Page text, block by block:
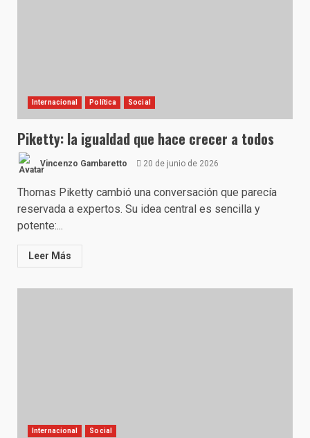
Internacional Política Social
Piketty: la igualdad que hace crecer a todos
Vincenzo Gambaretto 20 de junio de 2026
Thomas Piketty cambió una conversación que parecía
reservada a expertos. Su idea central es sencilla y
potente:...
Leer Más
Internacional Social